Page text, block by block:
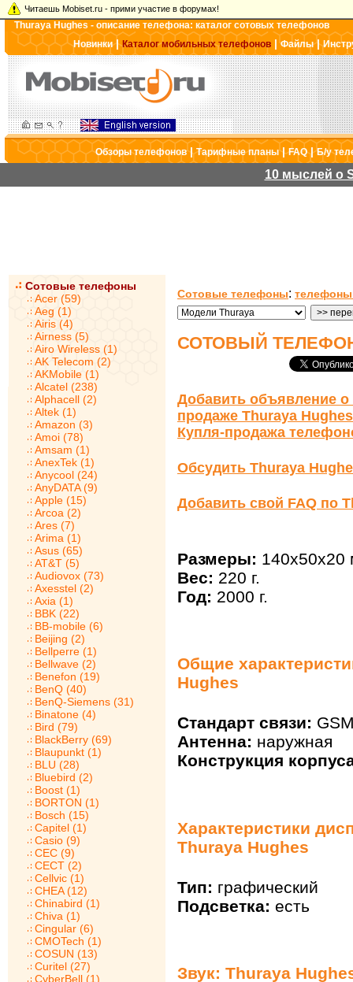
Читаешь Mobiset.ru - прими участие в форумах!
Thuraya Hughes - описание телефона: каталог сотовых телефонов
Новинки|Каталог мобильных телефонов |Файлы|
Обзоры телефонов|Тарифные планы|FAQ|Б/у
10 мыслей о
Сотовые телефоны
Acer (59)
Aeg (1)
Airis (4)
Airness (5)
Airo Wireless (1)
AK Telecom (2)
AKMobile (1)
Alcatel (238)
Alphacell (2)
Altek (1)
Amazon (3)
Amoi (78)
Amsam (1)
AnexTek (1)
Anycool (24)
AnyDATA (9)
Apple (15)
Arcoa (2)
Ares (7)
Arima (1)
Asus (65)
AT&T (5)
Audiovox (73)
Axesstel (2)
Axia (1)
BBK (22)
BB-mobile (6)
Beijing (2)
Bellperre (1)
Bellwave (2)
Benefon (19)
BenQ (40)
BenQ-Siemens (31)
Binatone (4)
Bird (79)
BlackBerry (69)
Blaupunkt (1)
BLU (28)
Bluebird (2)
Boost (1)
BORTON (1)
Bosch (15)
Capitel (1)
Casio (9)
CEC (9)
CECT (2)
Cellvic (1)
CHEA (12)
Chinabird (1)
Chiva (1)
Cingular (6)
CMOTech (1)
COSUN (13)
Curitel (27)
CyberBell (1)
Сотовые телефоны:
СОТОВЫЙ ТЕЛЕФОН
Добавить объявление о
продаже Thuraya Hughes
Купля-продажа
Обсудить Thuraya
Добавить свой FAQ по
Размеры: 140x50x20
Вес: 220 г.
Год: 2000 г.
Общие
Hughes
Стандарт связи:
Антенна: наружная
Конструкция
Характеристики
Thuraya Hughes
Тип: графический
Подсветка: есть
Звук: Thuraya